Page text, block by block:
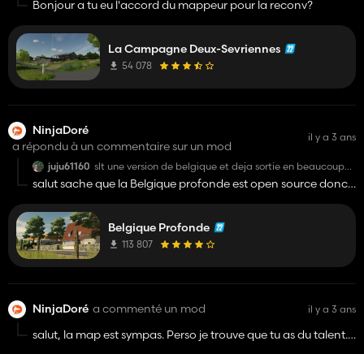
Bonjour a tu eu l'accord du mappeur pour la reconv?
La Campagne Deux-Sevriennes
54 078
NinjaDoré
a répondu à un commentaire sur un mod
il y a 3 ans
juju61160 slt une version de belgique et deja sortie en beaucoup
mieux je trouve sa un peu dommage que tu utilise les
maps des autre pour en faire ta propre version sans
profonde je prefere jouer sur la vrai version de bigfarmer
et du farmer du 17 qui et largement au dussu du lot
salut sache que la Belgique profonde est open source donc il
précédent du jeu. Les créateurs de cette map l'on mis
accécible a tous le monde et open source pour que tous le
monde face se qu'il en veulent.
Belgique Profonde
113 807
NinjaDoré a commenté un mod il y a 3 ans
salut, la map est sympas. Perso je trouve que tu as du talent.